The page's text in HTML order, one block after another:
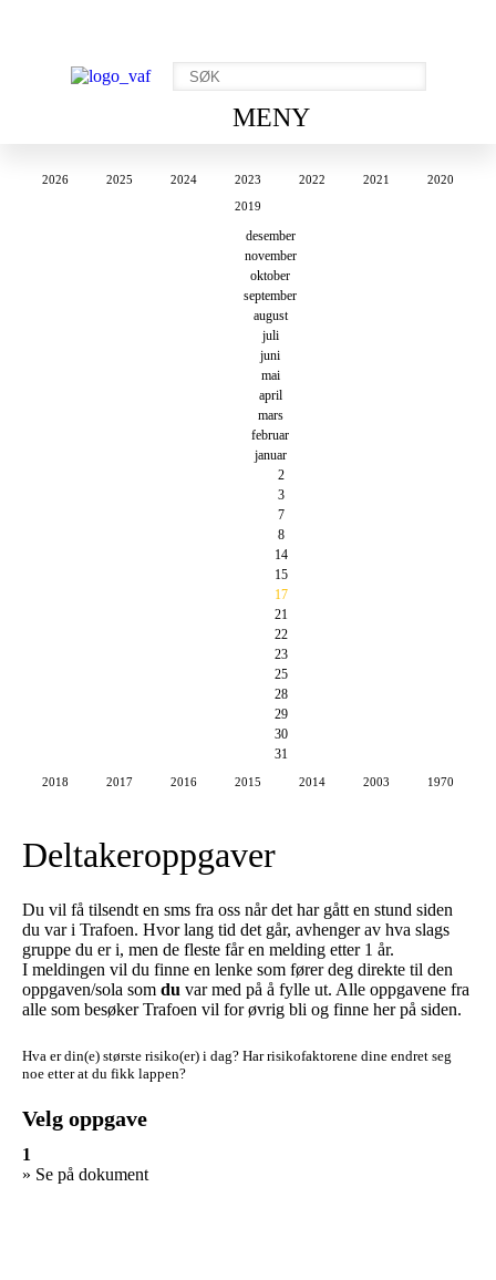
MENY
2026 2025 2024 2023 2022 2021
2020
2019
desember
november
oktober
september
august
juli
juni
mai
april
mars
februar
januar
2
3
7
8
14
15
17
21
22
23
25
28
29
30
31
2018 2017 2016 2015 2014 2003 1970
Deltakeroppgaver
Du vil få tilsendt en sms fra oss når det har gått en stund siden
du var i Trafoen. Hvor lang tid det går, avhenger av hva slags
gruppe du er i, men de fleste får en melding etter 1 år.
I meldingen vil du finne en lenke som fører deg direkte til den
oppgaven/sola som du var med på å fylle ut. Alle oppgavene fra
alle som besøker Trafoen vil for øvrig bli og finne her på siden.
Hva er din(e) største risiko(er) i dag? Har risikofaktorene dine endret seg
noe etter at du fikk lappen?
Velg oppgave
1
» Se på dokument